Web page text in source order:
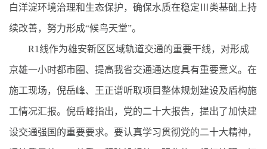
白洋淀环境治理和生态保护，确保水质在稳定Ⅲ类基础上持
续改善，努力形成“候鸟天堂”。
R1线作为雄安新区区域轨道交通的重要干线，对形成
京雄一小时都市圈、提高我省交通通达度具有重要意义。在
施工现场，倪岳峰、王正谱听取项目整体规划建设及盾构施
工情况汇报。倪岳峰指出，党的二十大报告，提出了加快建
设交通强国的重要要求。要认真学习贯彻党的二十大精神，